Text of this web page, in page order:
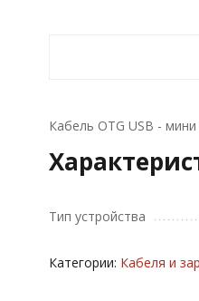
Кабель OTG USB -
Тип устройства
Категории: Кабеля и